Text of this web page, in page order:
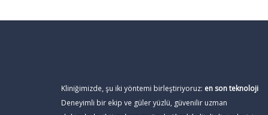
Kliniğimizde, şu iki yöntemi birleştiriyoruz: en son teknoloji
Deneyimli bir ekip ve güler yüzlü, güvenilir uzman